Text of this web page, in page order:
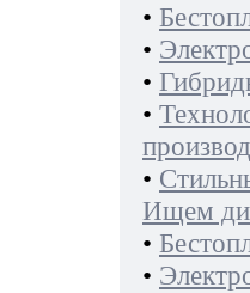
•
•
•
•
•
Ищем
•
•